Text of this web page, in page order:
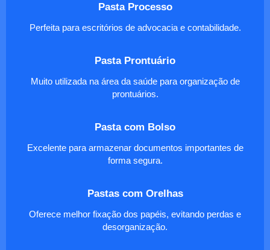
Pasta Processo
Perfeita para escritórios de advocacia e contabilidade.
Pasta Prontuário
Muito utilizada na área da saúde para organização de
prontuários.
Pasta com Bolso
Excelente para armazenar documentos importantes de
forma segura.
Pastas com Orelhas
Oferece melhor fixação dos papéis, evitando perdas e
desorganização.